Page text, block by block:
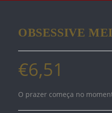
OBSESSIVE
€6,51
O prazer começa no